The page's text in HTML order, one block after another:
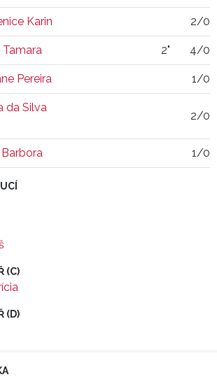
Karin 2/0
2" 4/0
Pereira 1/0
da Silva
2/0
1/0
(C)
(D)